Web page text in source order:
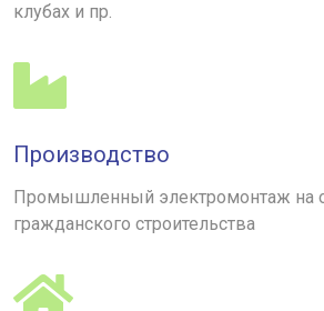
клубах и пр.
Производство
Промышленный электромонтаж на
гражданского строительства